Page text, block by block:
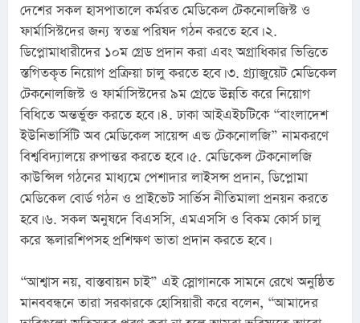
দেশের সকল হাসপাতালে কর্মরত মেডিকেল টেকনোলজিস্ট ও
ফার্মাসিস্টদের জন্য স্বতন্ত্র পরিষদ গঠন করতে হবে। ২.
ডিপ্লোমাধারীদের ১০ম গ্রেড প্রদান করা এবং অগ্রাধিকার ভিত্তিতে
স্তগিতকৃত নিয়োগ প্রক্রিয়া চালু করতে হবে। ৩. গ্র্যাজুয়েট মেডিকেল
টেকনোলজিস্ট ও ফার্মাসিস্টদের ৯ম গ্রেডে উন্নতি করে নিয়োগ
বিধিতে অন্তর্ভুক্ত করতে হবে। ৪. ঢাকা আইএইচটিকে “বাংলাদেশ
ইউনিভার্সিটি অব মেডিকেল সায়েন্স এন্ড টেকনোলজি” নামকরণে
বিশ্ববিদ্যালয়ে রুপান্তর করতে হবে। ৫. মেডিকেল টেকনোলজি
কাউন্সিল গঠনের মাধ্যমে পেশাদার লাইসন্স প্রদান, ডিপ্লোমা
মেডিকেল বোর্ড গঠন ও প্রাইভেট সার্ভিস নীতিমালা প্রনয়ন করতে
হবে। ৬. সকল অনুষদে বিএসসি, এমএসসি ও বিকম কোর্স চালু
করে স্কলারশিপসহ প্রশিক্ষণ ভাতা প্রদান করতে হবে।
“আশ্বাস নয়, বাস্তবায়ন চাই” এই স্লোগানকে সামনে রেখে অনুষ্ঠিত
মানববন্ধনে তারা সরকারকে হোসিয়ারী করে বলেন, “আমাদের